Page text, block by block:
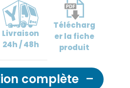
Livraison
24h / 48h
Télécharg
erla fiche
produit
complète